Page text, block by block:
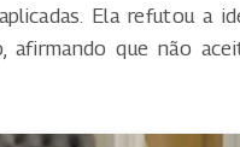
Ela refutou a
afirmando que não